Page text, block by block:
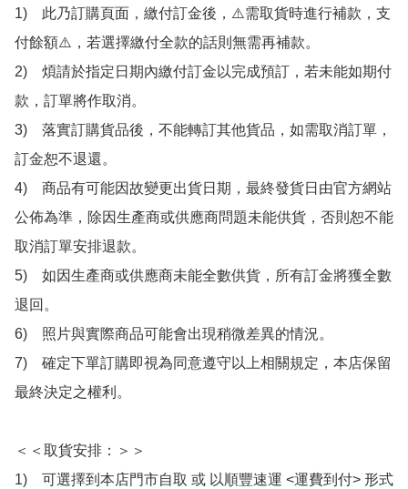
1)　此乃訂購頁面，繳付訂金後，⚠️需取貨時進行補款，支
付餘額⚠️，若選擇繳付全款的話則無需再補款。
2)　煩請於指定日期內繳付訂金以完成預訂，若未能如期付
款，訂單將作取消。
3)　落實訂購貨品後，不能轉訂其他貨品，如需取消訂單，
訂金恕不退還。
4)　商品有可能因故變更出貨日期，最終發貨日由官方網站
公佈為準，除因生產商或供應商問題未能供貨，否則恕不能
取消訂單安排退款。
5)　如因生產商或供應商未能全數供貨，所有訂金將獲全數
退回。
6)　照片與實際商品可能會出現稍微差異的情況。
7)　確定下單訂購即視為同意遵守以上相關規定，本店保留
最終決定之權利。
＜＜取貨安排：＞＞
1)　可選擇到本店門市自取 或 以順豐速運 <運費到付> 形式